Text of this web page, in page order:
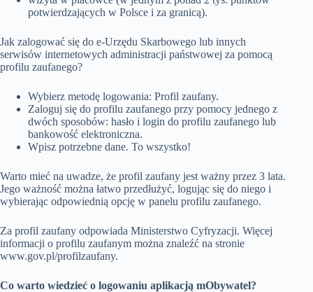
potwierdzających w Polsce i za granicą).
Jak zalogować się do e-Urzędu Skarbowego lub innych
serwisów internetowych administracji państwowej za pomocą
profilu zaufanego?
Wybierz metodę logowania: Profil zaufany.
Zaloguj się do profilu zaufanego przy pomocy jednego z
dwóch sposobów: hasło i login do profilu zaufanego lub
bankowość elektroniczna.
Wpisz potrzebne dane. To wszystko!
Warto mieć na uwadze, że profil zaufany jest ważny przez 3 lata.
Jego ważność można łatwo przedłużyć, logując się do niego i
wybierając odpowiednią opcję w panelu profilu zaufanego.
Za profil zaufany odpowiada Ministerstwo Cyfryzacji. Więcej
informacji o profilu zaufanym można znaleźć na stronie
www.gov.pl/profilzaufany.
Co warto wiedzieć o logowaniu aplikacją mObywatel?